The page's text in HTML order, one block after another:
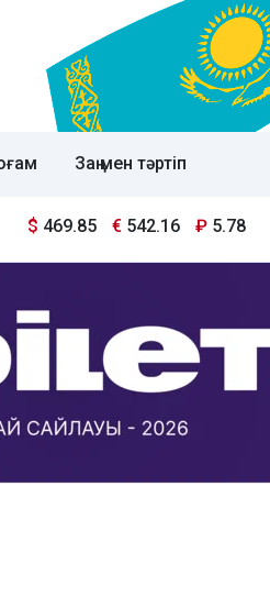
Заң мен тәртіп
$ 469.85 € 542.16 ₽ 5.78